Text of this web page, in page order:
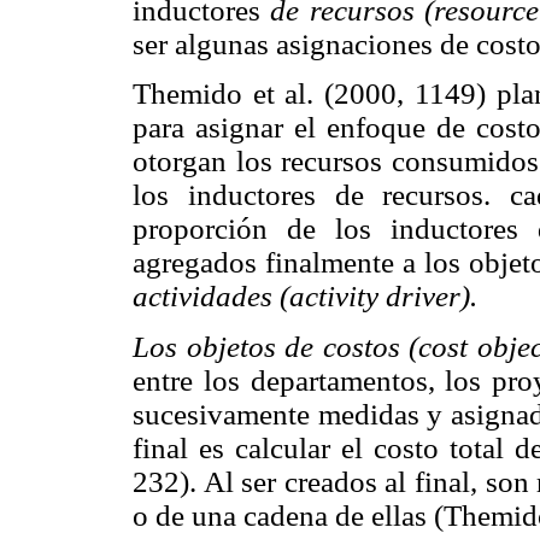
inductoresde recursos
ser algunas asignaciones de
Themido et al. (2000, 1149)
para asignar el enfoque de
otorgan los recursos
los inductores de recursos.
proporción de los
agregados finalmente a los
actividades (activity driver).
Los objetos de costos (cost
entre los departamentos, los
sucesivamente medidas y
final es calcular el costo total
232). Al ser creados al final,
o de una cadena de ellas